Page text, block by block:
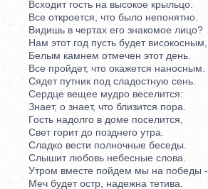
Всходит гость на высокое крыльцо.
Все откроется, что было непонятно.
Видишь в чертах его знакомое лицо?
Нам этот год пусть будет високосным,
Белым камнем отмечен этот день.
Все пройдет, что окажется наносным.
Сядет путник под сладостную сень.
Сердце вещее мудро веселится:
Знает, о знает, что близится пора.
Гость надолго в доме поселится,
Свет горит до позднего утра.
Сладко вести полночные беседы.
Слышит любовь небесные слова.
Утром вместе пойдем мы на победы -
Меч будет остр, надежна тетива.